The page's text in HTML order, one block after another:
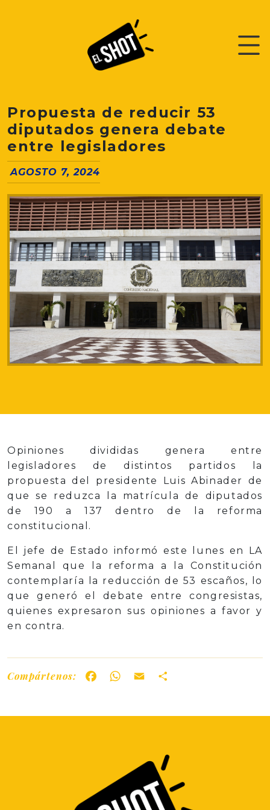
Propuesta de reducir 53
diputados genera debate
entre legisladores
AGOSTO 7, 2024
Opiniones divididas genera entre
legisladores de distintos partidos la
propuesta del presidente Luis Abinader de
que se reduzca la matrícula de diputados
de 190 a 137 dentro de la reforma
constitucional.
El jefe de Estado informó este lunes en LA
Semanal que la reforma a la Constitución
contemplaría la reducción de 53 escaños, lo
que generó el debate entre congresistas,
quienes expresaron sus opiniones a favor y
en contra.
Compártenos: FacebookWhatsApp
Email